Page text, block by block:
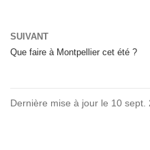
SUIVANT
Que faire à Montpellier cet été ?
Dernière mise à jour le 10 sept.